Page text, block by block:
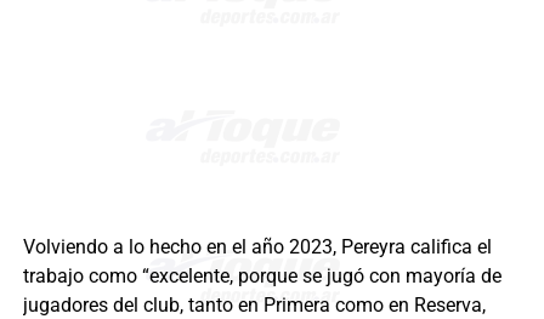
Volviendo a lo hecho en el año 2023, Pereyra califica el
trabajo como “excelente, porque se jugó con mayoría de
jugadores del club, tanto en Primera como en Reserva,